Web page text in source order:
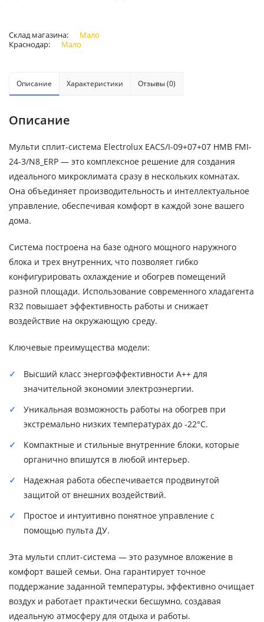
Склад магазина:
Мало
Краснодар:
Мало
Описание Характеристики Отзывы (0)
Описание
Мульти сплит-система Electrolux EACS/I-09+07+07 НMB FMI-
24-3/N8_ERP — это комплексное решение для создания
идеального микроклимата сразу в нескольких комнатах.
Она объединяет производительность и интеллектуальное
управление, обеспечивая комфорт в каждой зоне вашего
дома.
Система построена на базе одного мощного наружного
блока и трех внутренних, что позволяет гибко
конфигурировать охлаждение и обогрев помещений
разной площади. Использование современного хладагента
R32 повышает эффективность работы и снижает
воздействие на окружающую среду.
Ключевые преимущества модели:
Высший класс энергоэффективности A++ для
значительной экономии электроэнергии.
Уникальная возможность работы на обогрев при
экстремально низких температурах до -22°C.
Компактные и стильные внутренние блоки, которые
органично впишутся в любой интерьер.
Надежная работа обеспечивается продвинутой
защитой от внешних воздействий.
Простое и интуитивно понятное управление с
помощью пульта ДУ.
Эта мульти сплит-система — это разумное вложение в
комфорт вашей семьи. Она гарантирует точное
поддержание заданной температуры, эффективно очищает
воздух и работает практически бесшумно, создавая
идеальную атмосферу для отдыха и работы.